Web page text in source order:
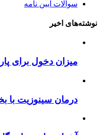
سوالات آیین نامه
نوشته‌های اخیر
میزان دخول برای
درمان سینوزیت با